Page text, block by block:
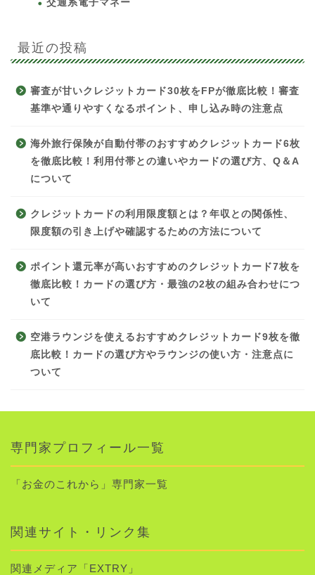
交通系電子マネー
最近の投稿
審査が甘いクレジットカード30枚をFPが徹底比較！審査
基準や通りやすくなるポイント、申し込み時の注意点
海外旅行保険が自動付帯のおすすめクレジットカード6枚
を徹底比較！利用付帯との違いやカードの選び方、Q＆A
について
クレジットカードの利用限度額とは？年収との関係性、
限度額の引き上げや確認するための方法について
ポイント還元率が高いおすすめのクレジットカード7枚を
徹底比較！カードの選び方・最強の2枚の組み合わせにつ
いて
空港ラウンジを使えるおすすめクレジットカード9枚を徹
底比較！カードの選び方やラウンジの使い方・注意点に
ついて
専門家プロフィール一覧
「お金のこれから」専門家一覧
関連サイト・リンク集
関連メディア「EXTRY」